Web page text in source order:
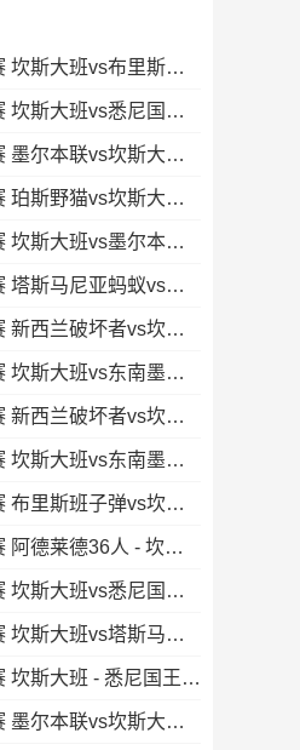
04月23日NBL(A)常规赛 坎斯大班vs布里斯班子弹 录像集锦
04月21日NBL(A)常规赛 坎斯大班vs悉尼国王 录像集锦
04月18日NBL(A)常规赛 墨尔本联vs坎斯大班 录像集锦
04月16日NBL(A)常规赛 珀斯野猫vs坎斯大班 录像集锦
04月10日NBL(A)常规赛 坎斯大班vs墨尔本联 录像
04月08日NBL(A)常规赛 塔斯马尼亚蚂蚁vs坎斯大班 录像
04月04日NBL(A)常规赛 新西兰破坏者vs坎斯大班 录像
04月02日NBL(A)常规赛 坎斯大班vs东南墨尔本凤凰 录像
03月27日NBL(A)常规赛 新西兰破坏者vs坎斯大班 录像集锦
03月25日NBL(A)常规赛 坎斯大班vs东南墨尔本凤凰 全场录像
03月20日NBL(A)常规赛 布里斯班子弹vs坎斯大班 录像集锦
03月18日NBL(A)常规赛 阿德莱德36人 - 坎斯大班 录像
03月13日NBL(A)常规赛 坎斯大班vs悉尼国王 录像集锦
03月11日NBL(A)常规赛 坎斯大班vs塔斯马尼亚蚂蚁 录像
03月06日NBL(A)常规赛 坎斯大班 - 悉尼国王 录像
02月27日NBL(A)常规赛 墨尔本联vs坎斯大班 录像